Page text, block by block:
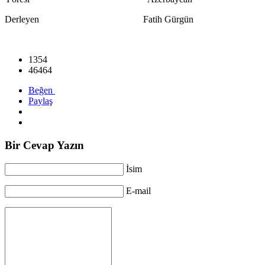
Derleyen Fatih Gürgün
1354
46464
Beğen
Paylaş
Bir Cevap Yazın
İsim
E-mail